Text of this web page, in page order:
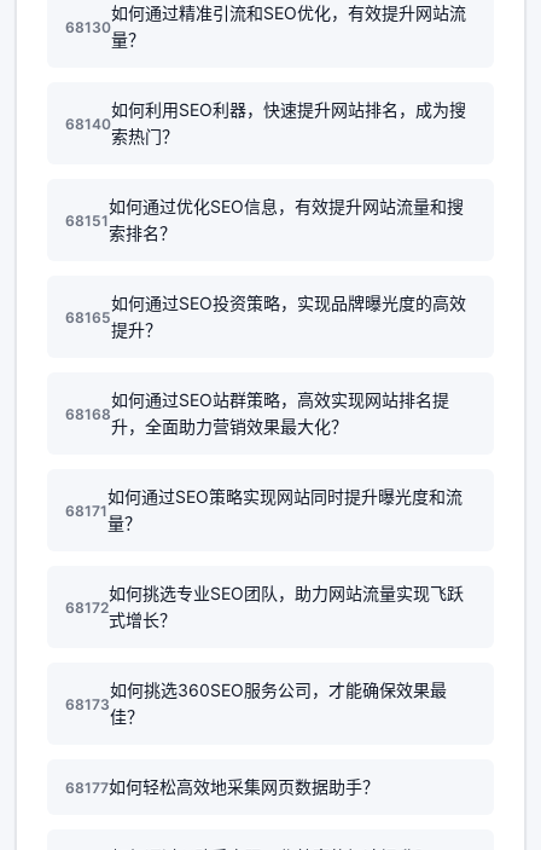
68130
如何通过精准引流和SEO优化，有效提升网站流
量？
68140
如何利用SEO利器，快速提升网站排名，成为搜
索热门？
68151
如何通过优化SEO信息，有效提升网站流量和搜
索排名？
68165
如何通过SEO投资策略，实现品牌曝光度的高效
提升？
68168
如何通过SEO站群策略，高效实现网站排名提
升，全面助力营销效果最大化？
68171
如何通过SEO策略实现网站同时提升曝光度和流
量？
68172
如何挑选专业SEO团队，助力网站流量实现飞跃
式增长？
68173
如何挑选360SEO服务公司，才能确保效果最
佳？
68177如何轻松高效地采集网页数据助手？